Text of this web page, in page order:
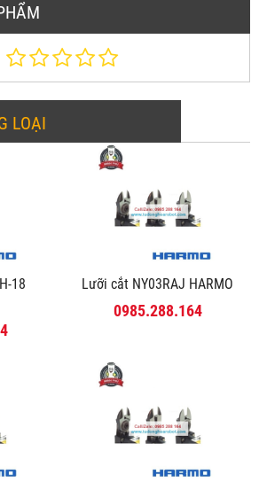
LOẠI
18
Lưỡi cắt NY03RAJ HARMO
0985.288.164